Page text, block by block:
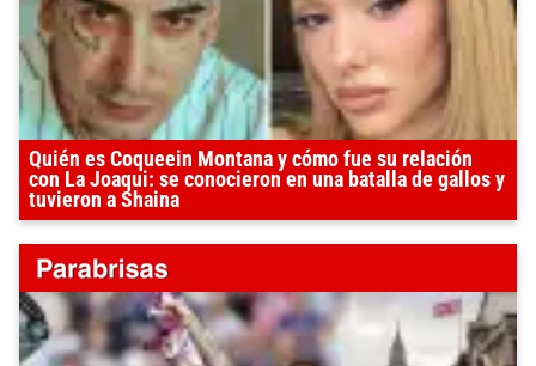
Quién es Coqueein Montana y cómo fue su relación
con La Joaqui: se conocieron en una batalla de gallos y
tuvieron a Shaina